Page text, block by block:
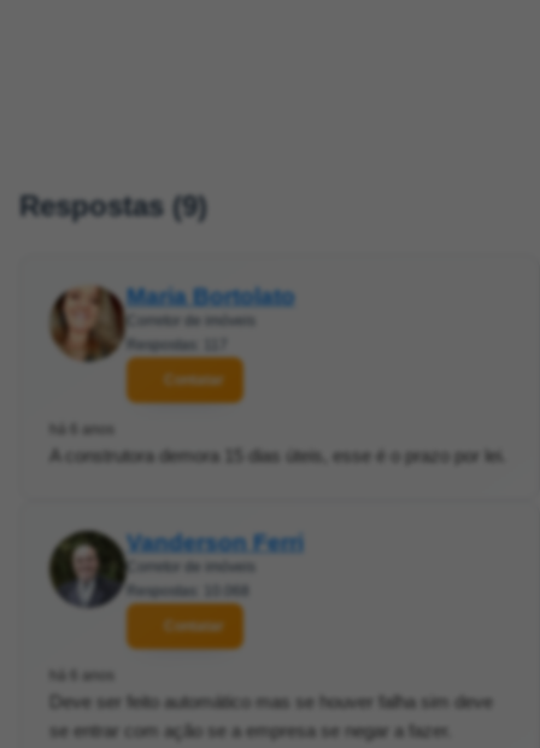
Respostas (9)
Maria Bortolato
Corretor de imóveis
Respostas: 117
Contatar
há 6 anos
A construtora demora 15 dias úteis, esse é o prazo por lei.
Vanderson Ferri
Corretor de imóveis
Respostas: 10.068
Contatar
há 6 anos
Deve ser feito automático mas se houver falha sim deve
se entrar com ação se a empresa se negar a fazer.